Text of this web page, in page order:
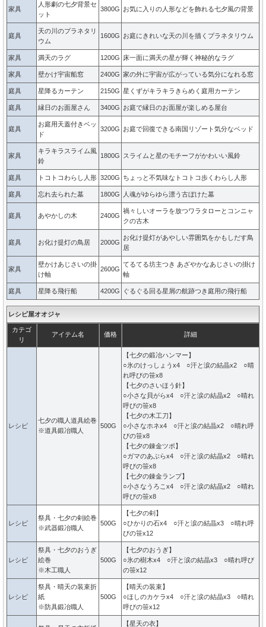
家具
人形劇の七夕背景セ
ット
3800G お気に入りの人形などを飾れる七夕風の背景
庭具
天の川のプラネタリ
ウム
1600G お庭にきれいな天の川を描くプラネタリウム
家具 満天のラグ 1200G 床一面に満天の星が輝く神秘的なラグ
家具 壁かけ宇宙船窓 2400G 家の外に宇宙が広がっている気分になれる窓
庭具 星降るカーテン 2150G 星くずがキラキラきらめく庭用カーテン
庭具 縁日のお面屋さん 3400G お庭で縁日のお面屋が楽しめる屋台
庭具
お庭用天蓋付きベッ
ド
3200G お庭で回復できる南国リゾート気分なベッド
家具
キラキラスライム風
鈴
1800G スライムと星のモチーフがかわいい風鈴
庭具 トコトコわらし人形 3200G ちょっと不気味なトコトコ歩くわらし人形
庭具 忘れ去られた墓 1800G 人魂がゆらゆら漂う古ぼけた墓
庭具 あやかしの木 2400G
禍々しいオーラを放つワラタローとコンニャ
クの古木
庭具 お化け提灯の鳥居 2000G
お化け提灯があやしい雰囲気をかもしだす鳥
居
家具
壁かけあじさいの掛
け軸
2600G
てるてる坊主つき あざやかなあじさいの掛け
軸
庭具 星降る飛行船 4200G ぐるぐる回る星屑の航跡つき庭用の飛行船
レシピ屋オオジャ
カテゴ
リ
アイテム名 価格 詳細
レシピ
七夕の職人道具絵巻
※道具鍛冶職人
500G
【七夕の鍛冶ハンマー】
○氷のけっしょうx4 ○汗と涙の結晶x2 ○晴
れ呼びの笹x8
【七夕のさいほう針】
○小さな貝がらx4 ○汗と涙の結晶x2 ○晴れ
呼びの笹x8
【七夕の木工刀】
○小さなホネx4 ○汗と涙の結晶x2 ○晴れ呼
びの笹x8
【七夕の錬金ツボ】
○ガマのあぶらx4 ○汗と涙の結晶x2 ○晴れ
呼びの笹x8
【七夕の錬金ランプ】
○小さなうろこx4 ○汗と涙の結晶x2 ○晴れ
呼びの笹x8
レシピ
祭具・七夕の剣絵巻
※武器鍛冶職人
500G
【七夕の剣】
○ひかりの石x4 ○汗と涙の結晶x3 ○晴れ呼
びの笹x12
レシピ
祭具・七夕のおうぎ
絵巻
※木工職人
500G
【七夕のおうぎ】
○氷の樹木x4 ○汗と涙の結晶x3 ○晴れ呼び
の笹x12
レシピ
祭具・晴天の装束折
紙
※防具鍛冶職人
500G
【晴天の装束】
○ほしのカケラx4 ○汗と涙の結晶x3 ○晴れ
呼びの笹x12
【星天の衣】